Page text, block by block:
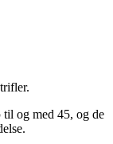
og med 45, og de